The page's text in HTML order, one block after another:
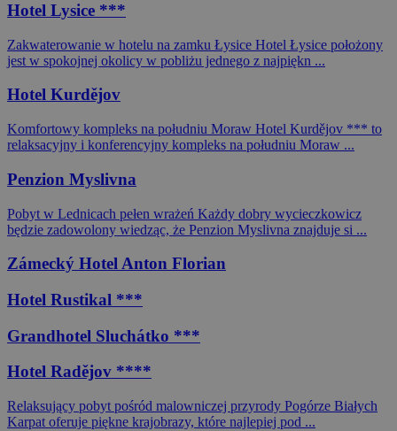
Hotel Lysice ***
Zakwaterowanie w hotelu na zamku Łysice Hotel Łysice położony
jest w spokojnej okolicy w pobliżu jednego z najpiękn ...
Hotel Kurdějov
Komfortowy kompleks na południu Moraw Hotel Kurdějov *** to
relaksacyjny i konferencyjny kompleks na południu Moraw ...
Penzion Myslivna
Pobyt w Lednicach pełen wrażeń Każdy dobry wycieczkowicz
będzie zadowolony wiedząc, że Penzion Myslivna znajduje si ...
Zámecký Hotel Anton Florian
Hotel Rustikal ***
Grandhotel Sluchátko ***
Hotel Radějov ****
Relaksujący pobyt pośród malowniczej przyrody Pogórze Białych
Karpat oferuje piękne krajobrazy, które najlepiej pod ...